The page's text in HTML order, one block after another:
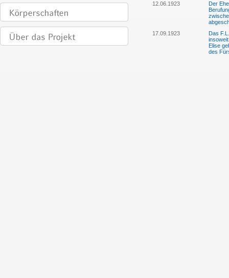
12.06.1923
Der
17.09.1923
Das
Elise
des